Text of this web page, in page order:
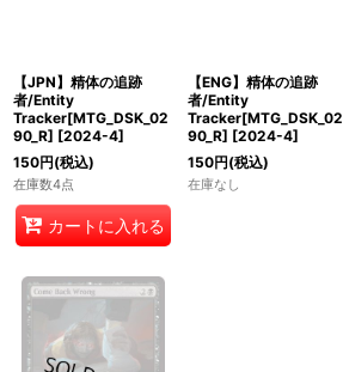
【JPN】精体の追跡
者/Entity
Tracker[MTG_DSK_02
90_R] [2024-4]
150円(税込)
在庫数4点
カートに入れる
【ENG】精体の追跡
者/Entity
Tracker[MTG_DSK_02
90_R] [2024-4]
150円(税込)
在庫なし